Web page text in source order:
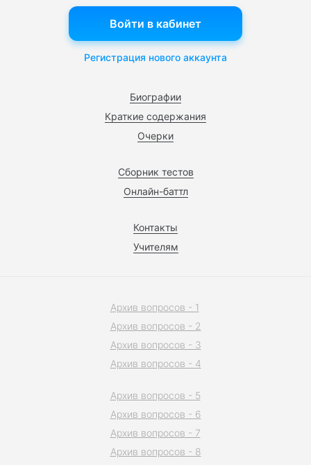
Биографии
Краткие содержания
Очерки
Сборник тестов
Онлайн-баттл
Контакты
Учителям
Войти в кабинет
Регистрация нового аккаунта
Архив вопросов - 1
Архив вопросов - 2
Архив вопросов - 3
Архив вопросов - 4
Архив вопросов - 5
Архив вопросов - 6
Архив вопросов - 7
Архив вопросов - 8